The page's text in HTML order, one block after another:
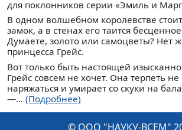
для поклонников серии «Эмиль и
В одном волшебном королевстве
замок, а в стенах его таится
Думаете, золото или самоцветы? Нет
принцесса Грейс.
Вот только быть настоящей
Грейс совсем не хочет. Она терпеть
наряжаться и умирает со скуки на
—... (Подробнее)
© ООО "НАУКУ-ВСЕМ"